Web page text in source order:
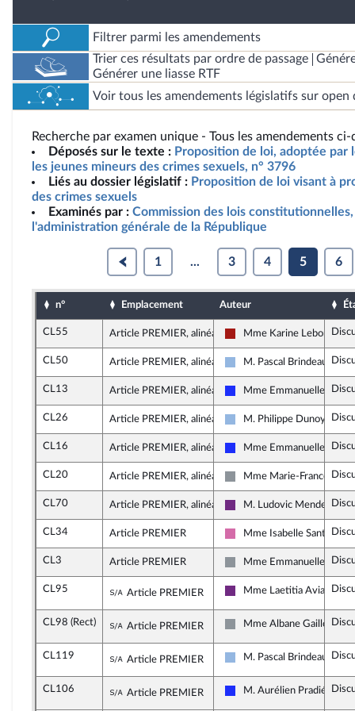
Filtrer parmi les amendements
Trier ces résultats par ordre de passage
Générer une liasse RTF
Voir tous les amendements législatifs sur open
Recherche par examen unique - Tous les amendements ci-
Déposés sur le texte : Proposition de loi, adoptée par
les jeunes mineurs des crimes sexuels, n° 3796
Liés au dossier législatif : Proposition de loi visant à
des crimes sexuels
Examinés par : Commission des lois
l'administration générale de la République
1 ... 3 4 5 6
n° Emplacement Auteur
CL55 Article PREMIER, alinéa 3
Gauche démocrate et
Mme Karine Lebon
CL50 Article PREMIER, alinéa 2
UDI et Indépendants
M. Pascal Brindeau
CL13 Article PREMIER, alinéa 2
Les Républicains
Mme Emmanuelle
CL26 Article PREMIER, alinéa 2
UDI et Indépendants
M. Philippe Dunoyer
CL16 Article PREMIER, alinéa 2
Les Républicains
Mme Emmanuelle
CL20 Article PREMIER, alinéa 2
Non inscrit
Mme Marie-France
CL70 Article PREMIER, alinéa 2
La République en Marche
M. Ludovic Mendes
CL34 Article PREMIER
Socialistes et apparentés
Mme Isabelle Santiago
CL3 Article PREMIER
Non inscrit
Mme Emmanuelle
CL95 Sous-amendement de l'amendement
Article PREMIER La République en Marche
Mme Laetitia Avia
CL98 (Rect) Sous-amendement de l'amendement
Article PREMIER Non inscrit
Mme Albane Gaillot
CL119 Sous-amendement de l'amendement
Article PREMIER UDI et Indépendants
M. Pascal Brindeau
CL106 Sous-amendement de l'amendement
Article PREMIER Les Républicains
M. Aurélien Pradié